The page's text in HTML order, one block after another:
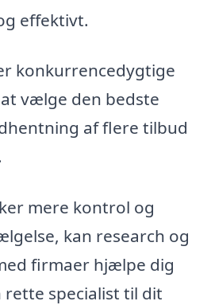
effektivt.
konkurrencedygtige
vælge den bedste
af flere tilbud
mere kontrol og
kan research og
firmaer hjælpe dig
specialist til dit